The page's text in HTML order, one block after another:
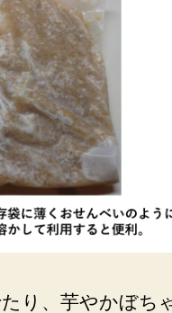
り、芋やかぼち